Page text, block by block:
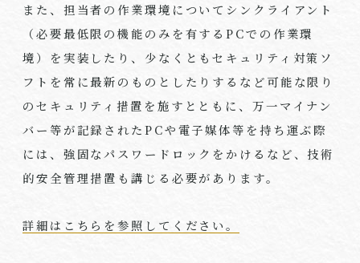
また、担当者の作業環境についてシンクライアント
（必要最低限の機能のみを有するPCでの作業環
境）を実装したり、少なくともセキュリティ対策ソ
フトを常に最新のものとしたりするなど可能な限り
のセキュリティ措置を施すとともに、万一マイナン
バー等が記録されたPCや電子媒体等を持ち運ぶ際
には、強固なパスワードロックをかけるなど、技術
的安全管理措置も講じる必要があります。
詳細はこちらを参照してください。